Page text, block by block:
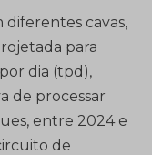
cavas,
para
dia (tpd),
de processar
entre 2024 e
de